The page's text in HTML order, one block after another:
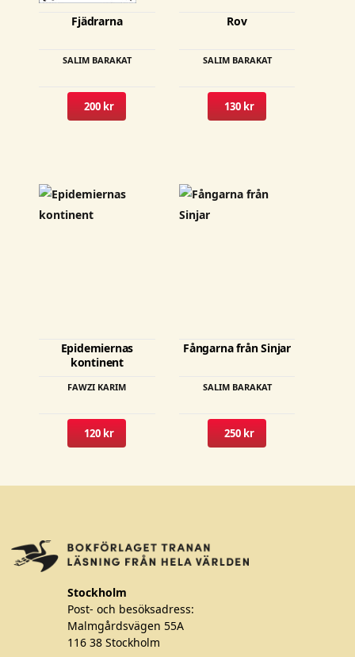
Fjädrarna
SALIM BARAKAT
200 kr
Rov
SALIM BARAKAT
130 kr
Epidemiernas
kontinent
FAWZI KARIM
120 kr
Fångarna från Sinjar
SALIM BARAKAT
250 kr
Stockholm
Post- och besöksadress:
Malmgårdsvägen 55A
116 38 Stockholm